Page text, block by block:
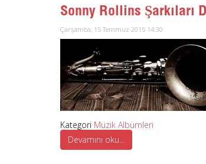
Sonny Rollins Şarkıları
Çarşamba, 15 Temmuz 2015 14:30
Kategori Müzik Albümleri
Devamını oku...